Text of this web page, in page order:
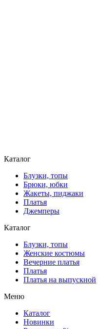
Каталог
Блузки, топы
Брюки, юбки
Жакеты, пиджаки
Платья
Джемперы
Каталог
Блузки, топы
Женские костюмы
Вечерние платья
Платья
Платья на выпускной
Меню
Каталог
Новинки